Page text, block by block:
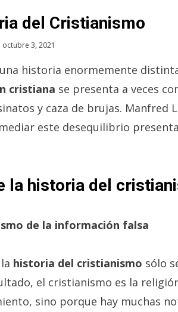
del Cristianismo
octubre 3, 2021
historia enormemente
cristiana se presenta a veces
y caza de brujas.
este desequilibrio
la historia del
de la información falsa
historia del cristianismo sólo
el cristianismo es la
sino porque hay muchas